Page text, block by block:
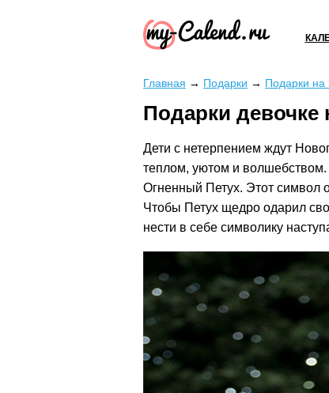
Главная → Подарки → Подарки на
Подарки
Дети с нетерпением ждут
теплом, уютом и волшебством.
Огненный Петух. Этот символ
Чтобы Петух щедро одарил
нести в себе символику